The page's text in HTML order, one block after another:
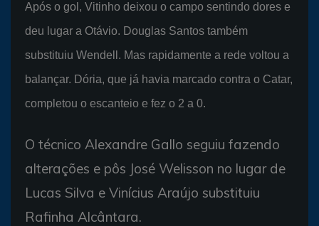
Após o gol, Vitinho deixou o campo sentindo dores e
deu lugar a Otávio. Douglas Santos também
substituiu Wendell. Mas rapidamente a rede voltou a
balançar. Dória, que já havia marcado contra o Catar,
completou o escanteio e fez o 2 a 0.
O técnico Alexandre Gallo seguiu fazendo
alterações e pôs José Welisson no lugar de
Lucas Silva e Vinícius Araújo substituiu
Rafinha Alcântara.